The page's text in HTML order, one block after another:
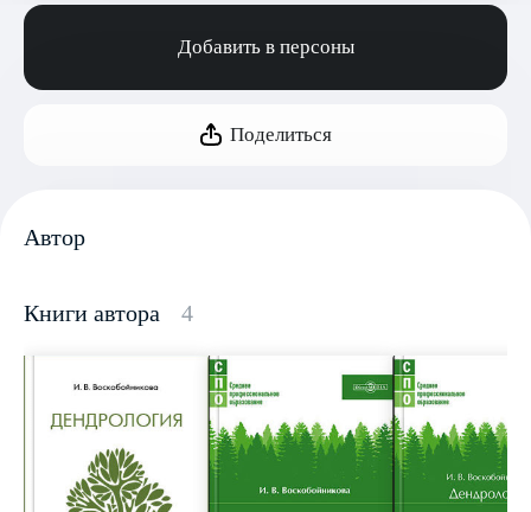
Добавить в персоны
Поделиться
Автор
Книги автора 4